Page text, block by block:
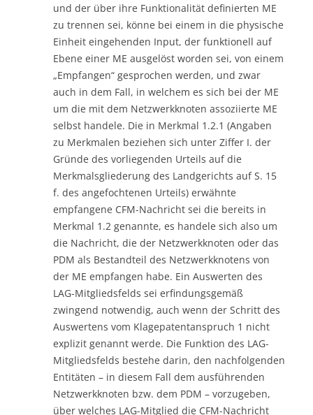
und der über ihre Funktionalität definierten ME
zu trennen sei, könne bei einem in die physische
Einheit eingehenden Input, der funktionell auf
Ebene einer ME ausgelöst worden sei, von einem
„Empfangen“ gesprochen werden, und zwar
auch in dem Fall, in welchem es sich bei der ME
um die mit dem Netzwerkknoten assoziierte ME
selbst handele. Die in Merkmal 1.2.1 (Angaben
zu Merkmalen beziehen sich unter Ziffer I. der
Gründe des vorliegenden Urteils auf die
Merkmalsgliederung des Landgerichts auf S. 15
f. des angefochtenen Urteils) erwähnte
empfangene CFM-Nachricht sei die bereits in
Merkmal 1.2 genannte, es handele sich also um
die Nachricht, die der Netzwerkknoten oder das
PDM als Bestandteil des Netzwerkknotens von
der ME empfangen habe. Ein Auswerten des
LAG-Mitgliedsfelds sei erfindungsgemäß
zwingend notwendig, auch wenn der Schritt des
Auswertens vom Klagepatentanspruch 1 nicht
explizit genannt werde. Die Funktion des LAG-
Mitgliedsfelds bestehe darin, den nachfolgenden
Entitäten – in diesem Fall dem ausführenden
Netzwerkknoten bzw. dem PDM – vorzugeben,
über welches LAG-Mitglied die CFM-Nachricht